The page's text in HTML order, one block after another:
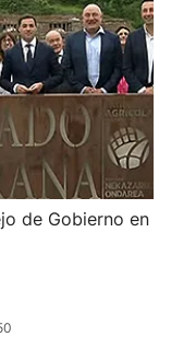
de Gobierno en